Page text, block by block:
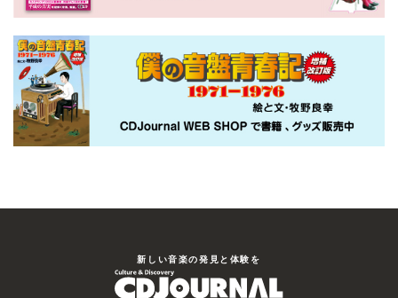
新しい⾳楽の発⾒と体験を